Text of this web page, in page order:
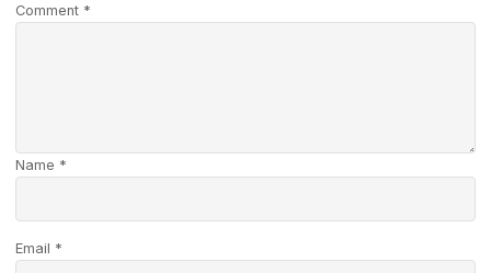
Comment *
Name *
Email *